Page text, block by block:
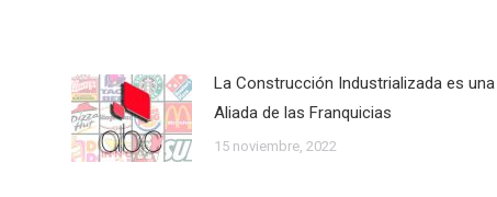
La Construcción Industrializada es una
Aliada de las Franquicias
15 noviembre, 2022